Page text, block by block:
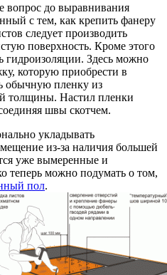
вопрос до выравнивания
с тем, как крепить фанеру
следует производить
поверхность. Кроме этого
гидроизоляции. Здесь можно
которую приобрести в
обычную пленку из
толщины. Настил пленки
швы скотчем.
укладывать
из-за наличия большей
уже вымеренные и
теперь можно подумать о том,
пол.